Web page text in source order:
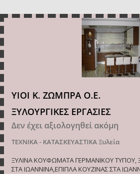
ΥΙΟΙ Κ. ΖΩΜΠΡΑ Ο.Ε.
ΞΥΛΟΥΡΓΙΚΕΣ ΕΡΓΑΣΙΕΣ
Δεν έχει αξιολογηθεί ακόμη
ΤΕΧΝΙΚΑ - ΚΑΤΑΣΚΕΥΑΣΤΙΚΑΞυλεία
ΞΥΛΙΝΑ ΚΟΥΦΩΜΑΤΑ ΓΕΡΜΑΝΙΚΟΥ ΤΥΠΟΥ,
ΣΤΑ ΙΩΑΝΝΙΝΑ,ΕΠΙΠΛΑ ΚΟΥΖΙΝΑΣ ΣΤΑ